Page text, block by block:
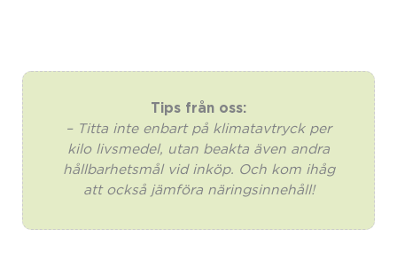
Tips från oss:
– Titta inte enbart på klimatavtryck per
kilo livsmedel, utan beakta även andra
hållbarhetsmål vid inköp. Och kom ihåg
att också jämföra näringsinnehåll!